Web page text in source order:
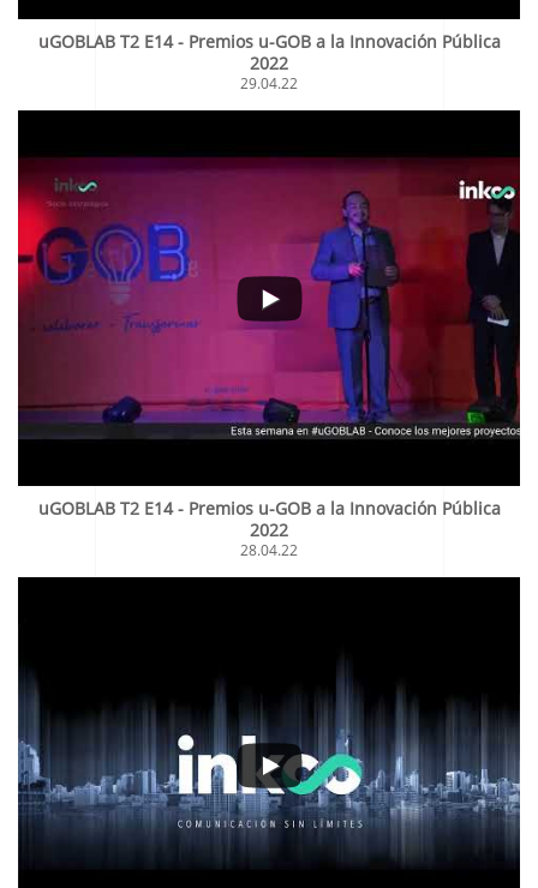
uGOBLAB T2 E14 - Premios u-GOB a la Innovación Pública
2022
29.04.22
uGOBLAB T2 E14 - Premios u-GOB a la Innovación Pública
2022
28.04.22